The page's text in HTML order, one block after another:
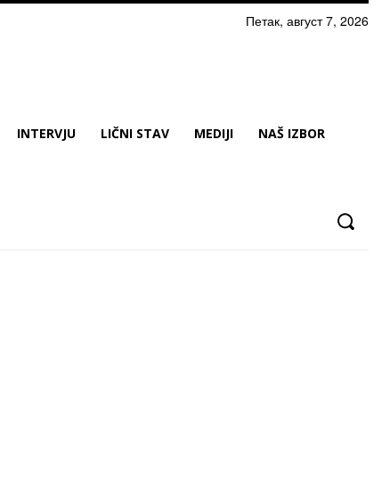
Петак, август 7, 2026
INTERVJU LIČNI STAV MEDIJI NAŠ IZBOR